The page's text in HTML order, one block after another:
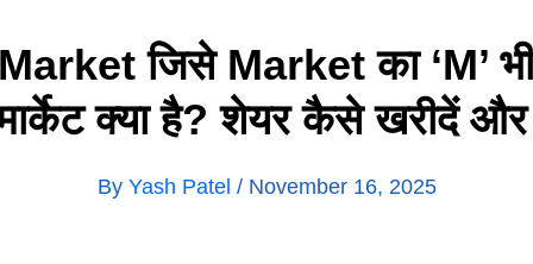
जिसे Market का ‘M’ भी
क्या है? शेयर कैसे खरीदें
By Yash Patel / November 16, 2025